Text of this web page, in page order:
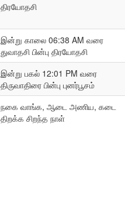
திரயோதசி
இன்று காலை 06:38 AM வரை
துவாதசி பின்பு திரயோதசி
இன்று பகல் 12:01 PM வரை
திருவாதிரை பின்பு புனர்பூசம்
நகை வாங்க, ஆடை அணிய, கடை
திறக்க சிறந்த நாள்